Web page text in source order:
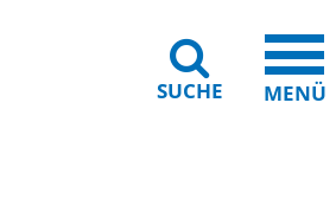
SUCHE MENÜ